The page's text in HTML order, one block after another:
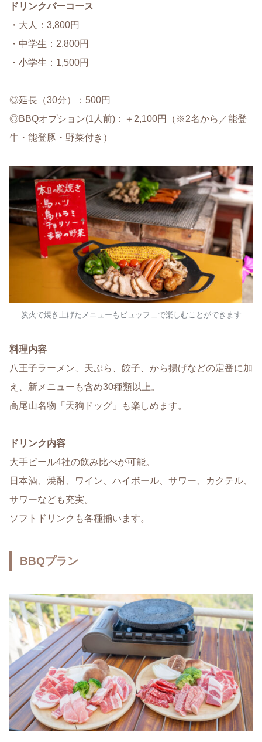
ドリンクバーコース
・大人：3,800円
・中学生：2,800円
・小学生：1,500円
◎延長（30分）：500円
◎BBQオプション(1人前)：＋2,100円（※2名から／能登
牛・能登豚・野菜付き）
炭火で焼き上げたメニューもビュッフェで楽しむことができます
料理内容
八王子ラーメン、天ぷら、餃子、から揚げなどの定番に加
え、新メニューも含め30種類以上。
高尾山名物「天狗ドッグ」も楽しめます。
ドリンク内容
大手ビール4社の飲み比べが可能。
日本酒、焼酎、ワイン、ハイボール、サワー、カクテル、
サワーなども充実。
ソフトドリンクも各種揃います。
BBQプラン